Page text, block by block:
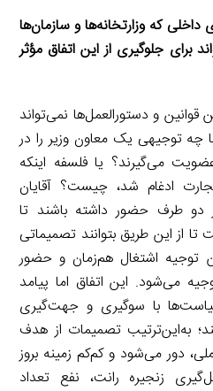
که وزارتخانه‌ها و سازمان‌ها
برای جلوگیری از این اتفاق مؤثر
قوانین و دستورالعمل‌ها نمی‌تواند
چه توجیهی یک معاون وزیر را در
می‌گیرند؟ یا فلسفه اینکه
ادغام شد، چیست؟ آقایان
دو طرف حضور داشته باشند تا
از این طریق بتوانند تصمیماتی
توجیه اشتغال هم‌زمان و حضور
می‌شود. این اتفاق اما پیامد
با سوگیری و جهت‌گیری
به‌این‌ترتیب تصمیمات از هدف
دور می‌شود و کم‌کم زمینه بروز
زنجیره رانت، نفع تعداد